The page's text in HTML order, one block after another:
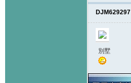
DJM629297
別墅